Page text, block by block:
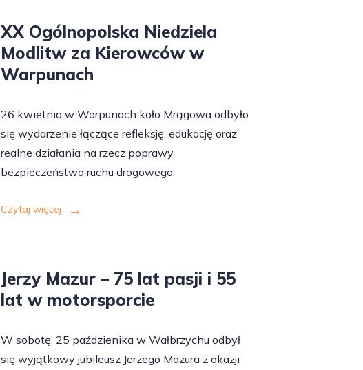
XX Ogólnopolska Niedziela
Modlitw za Kierowców w
Warpunach
26 kwietnia w Warpunach koło Mrągowa odbyło
się wydarzenie łączące refleksję, edukację oraz
realne działania na rzecz poprawy
bezpieczeństwa ruchu drogowego
Czytaj więcej
Jerzy Mazur – 75 lat pasji i 55
lat w motorsporcie
W sobotę, 25 paździenika w Wałbrzychu odbył
się wyjątkowy jubileusz Jerzego Mazura z okazji